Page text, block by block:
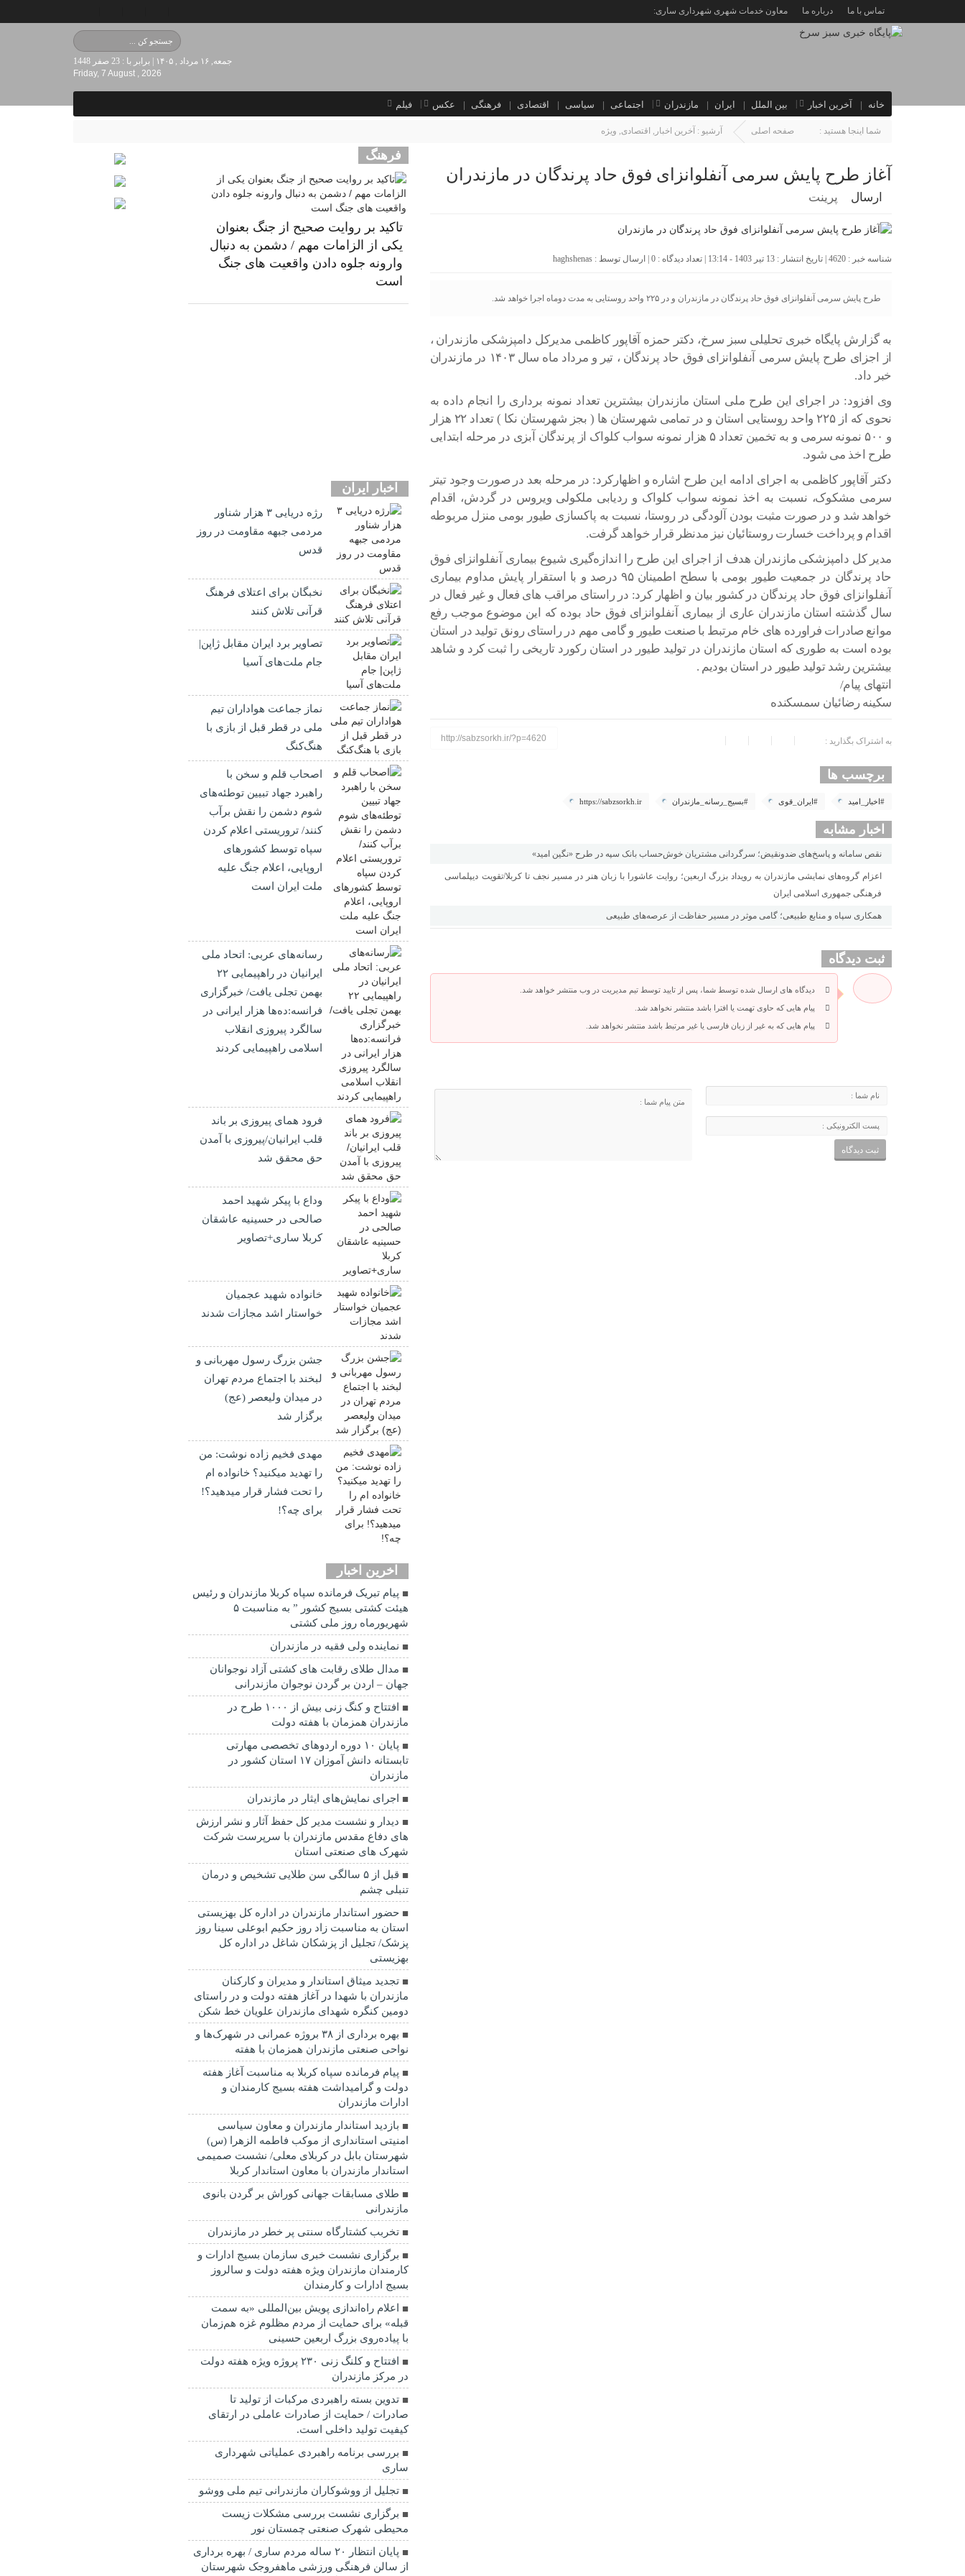
تماس با ما درباره ما معاون خدمات شهری شهرداری ساری:
جمعه, ۱۶ مرداد , ۱۴۰۵ | برابر با : 23 صفر 1448
Friday, 7 August , 2026
خانه آخرین اخبار بین الملل ایران مازندران اجتماعی سیاسی اقتصادی فرهنگی عکس فیلم
شما اینجا هستید : صفحه اصلی آرشیو : آخرین اخبار , اقتصادی, ویژه
آغاز طرح پایش سرمی آنفلوانزای فوق حاد پرندگان در مازندران
ارسال پرینت
شناسه خبر : 4620 | تاریخ انتشار : 13 تیر 1403 - 13:14 | تعداد دیدگاه : 0 | ارسال توسط : haghshenas
طرح پایش سرمی آنفلوانزای فوق حاد پرندگان در مازندران و در ۲۲۵ واحد روستایی به مدت دوماه اجرا خواهد شد.
به گزارش پایگاه خبری تحلیلی سبز سرخ، دکتر حمزه آقاپور کاظمی مدیرکل دامپزشکی مازندران ،
از اجزای طرح پایش سرمی آنفلوانزای فوق حاد پرندگان ، تیر و مرداد ماه سال ۱۴۰۳ در مازندران
خبر داد.
وی افزود: در اجرای این طرح ملی استان مازندران بیشترین تعداد نمونه برداری را انجام داده به
نحوی که از ۲۲۵ واحد روستایی استان و در تمامی شهرستان ها ( بجز شهرستان نکا ) تعداد ۲۲ هزار
و ۵۰۰ نمونه سرمی و به تخمین تعداد ۵ هزار نمونه سواب کلواک از پرندگان آبزی در مرحله ابتدایی
طرح اخذ می شود.
دکتر آقاپور کاظمی به اجرای ادامه این طرح اشاره و اظهارکرد: در مرحله بعد در صورت وجود تیتر
سرمی مشکوک، نسبت به اخذ نمونه سواب کلواک و ردیابی ملکولی ویروس در گردش، اقدام
خواهد شد و در صورت مثبت بودن آلودگی در روستا، نسبت به پاکسازی طیور بومی منزل مربوطه
اقدام و پرداخت خسارت روستائیان نیز مدنظر قرار خواهد گرفت.
مدیر کل دامپزشکی مازندران هدف از اجرای این طرح را اندازه‌گیری شیوع بیماری آنفلوانزای فوق
حاد پرندگان در جمعیت طیور بومی با سطح اطمینان ۹۵ درصد و با استقرار پایش مداوم بیماری
آنفلوانزای فوق حاد پرندگان در کشور بیان و اظهار کرد: در راستای مراقب های فعال و غیر فعال در
سال گذشته استان مازندران عاری از بیماری آنفلوانزای فوق حاد بوده که این موضوع موجب رفع
موانع صادرات فراورده های خام مرتبط با صنعت طیور و گامی مهم در راستای رونق تولید در استان
بوده است به طوری که استان مازندران در تولید طیور در استان رکورد تاریخی را ثبت کرد و شاهد
بیشترین رشد تولید طیور در استان بودیم .
انتهای پیام/
سکینه رضائیان سمسکنده
به اشتراک بگذارید : http://sabzsorkh.ir/?p=4620
برچسب ها
#اخبار_امید #ایران_قوی #بسیج_رسانه_مازندران https://sabzsorkh.ir
اخبار مشابه
نقص سامانه و پاسخ‌های ضدونقیض؛ سرگردانی مشتریان خوش‌حساب بانک سپه در طرح «نگین امید»
اعزام گروه‌های نمایشی مازندران به رویداد بزرگ اربعین؛ روایت عاشورا با زبان هنر در مسیر نجف تا کربلا/تقویت دیپلماسی
فرهنگی جمهوری اسلامی ایران
همکاری سپاه و منابع طبیعی؛ گامی موثر در مسیر حفاظت از عرصه‌های طبیعی
ثبت دیدگاه
دیدگاه های ارسال شده توسط شما، پس از تایید توسط تیم مدیریت در وب منتشر خواهد شد.
پیام هایی که حاوی تهمت یا افترا باشد منتشر نخواهد شد.
پیام هایی که به غیر از زبان فارسی یا غیر مرتبط باشد منتشر نخواهد شد.
فرهنگ
تاکید بر روایت صحیح از جنگ بعنوان
یکی از الزامات مهم / دشمن به دنبال
وارونه جلوه دادن واقعیت های جنگ
است
اخبار ایران
رژه دریایی ۳ هزار شناور
مردمی جبهه مقاومت در روز
قدس
نخبگان برای اعتلای فرهنگ
قرآنی تلاش کنند
تصاویر برد ایران مقابل ژاپن|
جام ملت‌های آسیا
نماز جماعت هواداران تیم
ملی در قطر قبل از بازی با
هنگ‌کنگ
اصحاب قلم و سخن با
راهبرد جهاد تبیین توطئه‌های
شوم دشمن را نقش برآب
کنند/ تروریستی اعلام کردن
سپاه توسط کشورهای
اروپایی، اعلام جنگ علیه
ملت ایران است
رسانه‌های عربی: اتحاد ملی
ایرانیان در راهپیمایی ۲۲
بهمن تجلی یافت/ خبرگزاری
فرانسه:ده‌ها هزار ایرانی در
سالگرد پیروزی انقلاب
اسلامی راهپیمایی کردند
فرود همای پیروزی بر باند
قلب ایرانیان/پیروزی با آمدن
حق محقق شد
وداع با پیکر شهید احمد
صالحی‌ در حسینیه عاشقان
کربلا ساری+تصاویر
خانواده شهید عجمیان
خواستار اشد مجازات شدند
جشن بزرگ رسول مهربانی و
لبخند با اجتماع مردم تهران
در میدان ولیعصر (عج)
برگزار شد
مهدی فخیم زاده نوشت: من
را تهدید میکنید؟ خانواده ام
را‌ تحت فشار قرار میدهید؟!
برای چه؟!
اخرین اخبار
پیام تبریک فرمانده سپاه کربلا مازندران و رئیس
هیئت کشتی بسیج کشور ” به مناسبت ۵
شهریورماه روز ملی کشتی
نماينده ولی فقیه در مازندران
مدال طلای رقابت های کشتی آزاد نوجوانان
جهان – اردن بر گردن نوجوان مازندرانی
افتتاح و کنگ زنی بیش از ۱۰۰۰ طرح در
مازندران همزمان با هفته دولت
پایان ۱۰ دوره اردوهای تخصصی مهارتی
تابستانه دانش آموزان ۱۷ استان کشور در
مازندران
اجرای نمایش‌های ایثار در مازندران
دیدار و نشست مدیر کل حفظ آثار و نشر ارزش
های دفاع مقدس مازندران با سرپرست شرکت
شهرک های صنعتی استان
قبل از ۵ سالگی سن طلایی تشخیص و درمان
تنبلی چشم
حضور استاندار مازندران در اداره کل بهزیستی
استان به مناسبت زاد روز حکیم ابوعلی سینا روز
پزشک/ تجلیل از پزشکان شاغل در اداره کل
بهزیستی
تجدید میثاق استاندار و مدیران و کارکنان
مازندران با شهدا در آغاز هفته دولت و در راستای
دومین کنگره شهدای مازندران علویان خط شکن
بهره برداری از ۳۸ بروژه عمرانی در شهرک‌ها و
نواحی صنعتی مازندران همزمان با هفته
پیام فرمانده سپاه کربلا به مناسبت آغاز هفته
دولت و گرامیداشت هفته بسیج کارمندان و
ادارات مازندران
بازدید استاندار مازندران و معاون سیاسی
امنیتی استانداری از موکب فاطمه الزهرا (س)
شهرستان بابل در کربلای معلی/ نشست صمیمی
استاندار مازندران با معاون استاندار کربلا
طلای مسابقات جهانی کوراش بر گردن بانوی
مازندرانی
تخربب کشتارگاه سنتی پر خطر در مازندران
برگزاری نشست خبری سازمان بسیج ادارات و
کارمندان مازندران ویژه هفته دولت و سالروز
بسیج ادارات و کارمندان
اعلام راه‌اندازی پویش بین‌المللی «به سمت
قبله» برای حمایت از مردم مظلوم غزه هم‌زمان
با پیاده‌روی بزرگ اربعین حسینی
افتتاح و کلنگ زنی ۲۳۰ پروژه ویژه هفته دولت
در مرکز مازندران
تدوین بسته راهبردی مرکبات از تولید تا
صادرات / حمایت از صادرات عاملی در ارتقای
کیفیت تولید داخلی است.
بررسی برنامه راهبردی عملیاتی شهرداری
ساری
تجلیل از ووشوکاران مازندرانی تیم ملی ووشو
برگزاری نشست بررسی مشکلات زیست
محیطی شهرک صنعتی چمستان نور
پایان انتظار ۲۰ ساله مردم ساری / بهره برداری
از سالن فرهنگی ورزشی ماهفروجک شهرستان